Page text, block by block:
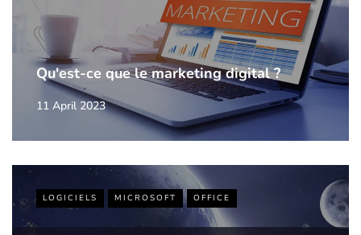
Qu'est-ce que le marketing digital ?
11 April 2023
LOGICIELS MICROSOFT OFFICE